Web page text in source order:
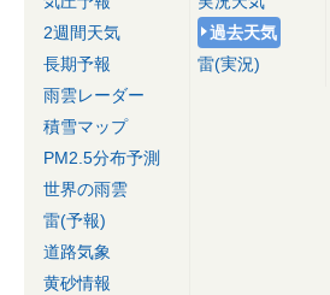
2週間天気
長期予報
雨雲レーダー
積雪マップ
PM2.5分布予測
世界の雨雲
雷(予報)
道路気象
黄砂情報
過去天気
雷(実況)